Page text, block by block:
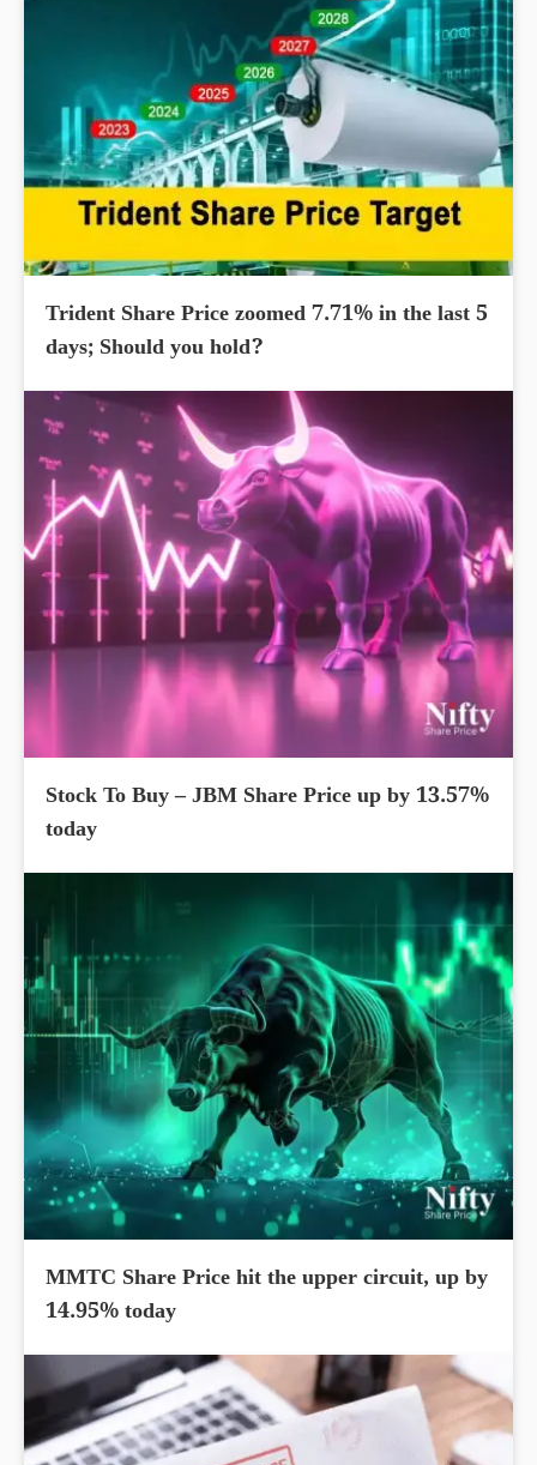
Trident Share Price zoomed 7.71% in the last 5
days; Should you hold?
Stock To Buy – JBM Share Price up by 13.57%
today
MMTC Share Price hit the upper circuit, up by
14.95% today